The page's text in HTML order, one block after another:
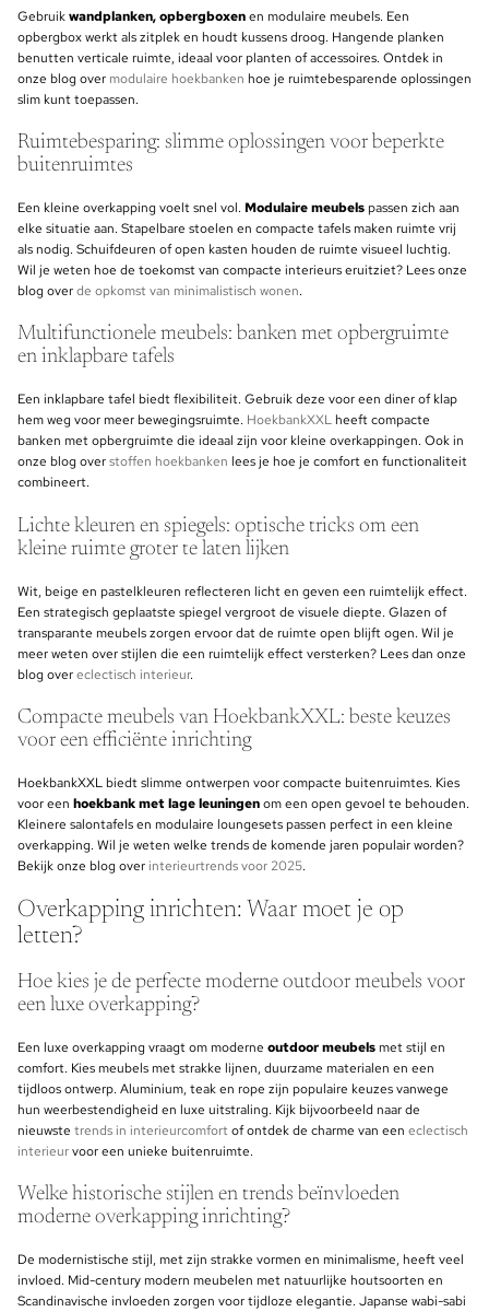
Gebruikwandplanken, opbergboxenen modulaire meubels. Een
opbergbox werkt als zitplek en houdt kussens droog. Hangende planken
benutten verticale ruimte, ideaal voor planten of accessoires. Ontdek in
onze blog over modulaire hoekbanken hoe je ruimtebesparende oplossingen
slim kunt toepassen.
Ruimtebesparing: slimme oplossingen voor beperkte
buitenruimtes
Een kleine overkapping voelt snel vol. Modulaire meubelspassen zich aan
elke situatie aan. Stapelbare stoelen en compacte tafels maken ruimte vrij
als nodig. Schuifdeuren of open kasten houden de ruimte visueel luchtig.
Wil je weten hoe de toekomst van compacte interieurs eruitziet? Lees onze
blog overde opkomst van minimalistisch wonen.
Multifunctionele meubels: banken met opbergruimte
en inklapbare tafels
Een inklapbare tafel biedt flexibiliteit. Gebruik deze voor een diner of klap
hem weg voor meer bewegingsruimte. HoekbankXXLheeft compacte
banken met opbergruimte die ideaal zijn voor kleine overkappingen. Ook in
onze blog overstoffen hoekbanken lees je hoe je comfort en functionaliteit
combineert.
Lichte kleuren en spiegels: optische tricks om een
kleine ruimte groter te laten lijken
Wit, beige en pastelkleuren reflecteren licht en geven een ruimtelijk effect.
Een strategisch geplaatste spiegel vergroot de visuele diepte. Glazen of
transparante meubels zorgen ervoor dat de ruimte open blijft ogen. Wil je
meer weten over stijlen die een ruimtelijk effect versterken? Lees dan onze
blog overeclectisch interieur.
Compacte meubels van HoekbankXXL: beste keuzes
voor een efficiënte inrichting
HoekbankXXL biedt slimme ontwerpen voor compacte buitenruimtes. Kies
voor een hoekbank met lage leuningenom een open gevoel te behouden.
Kleinere salontafels en modulaire loungesets passen perfect in een kleine
overkapping. Wil je weten welke trends de komende jaren populair worden?
Bekijk onze blog over interieurtrends voor 2025.
Overkapping inrichten: Waar moet je op
letten?
Hoe kies je de perfecte moderne outdoor meubels voor
een luxe overkapping?
Een luxe overkapping vraagt om moderne outdoor meubelsmet stijl en
comfort. Kies meubels met strakke lijnen, duurzame materialen en een
tijdloos ontwerp. Aluminium, teak en rope zijn populaire keuzes vanwege
hun weerbestendigheid en luxe uitstraling. Kijk bijvoorbeeld naar de
nieuwste trends in interieurcomfort of ontdek de charme van een eclectisch
interieurvoor een unieke buitenruimte.
Welke historische stijlen en trends beïnvloeden
moderne overkapping inrichting?
De modernistische stijl, met zijn strakke vormen en minimalisme, heeft veel
invloed. Mid-century modern meubelen met natuurlijke houtsoorten en
Scandinavische invloeden zorgen voor tijdloze elegantie. Japanse wabi-sabi